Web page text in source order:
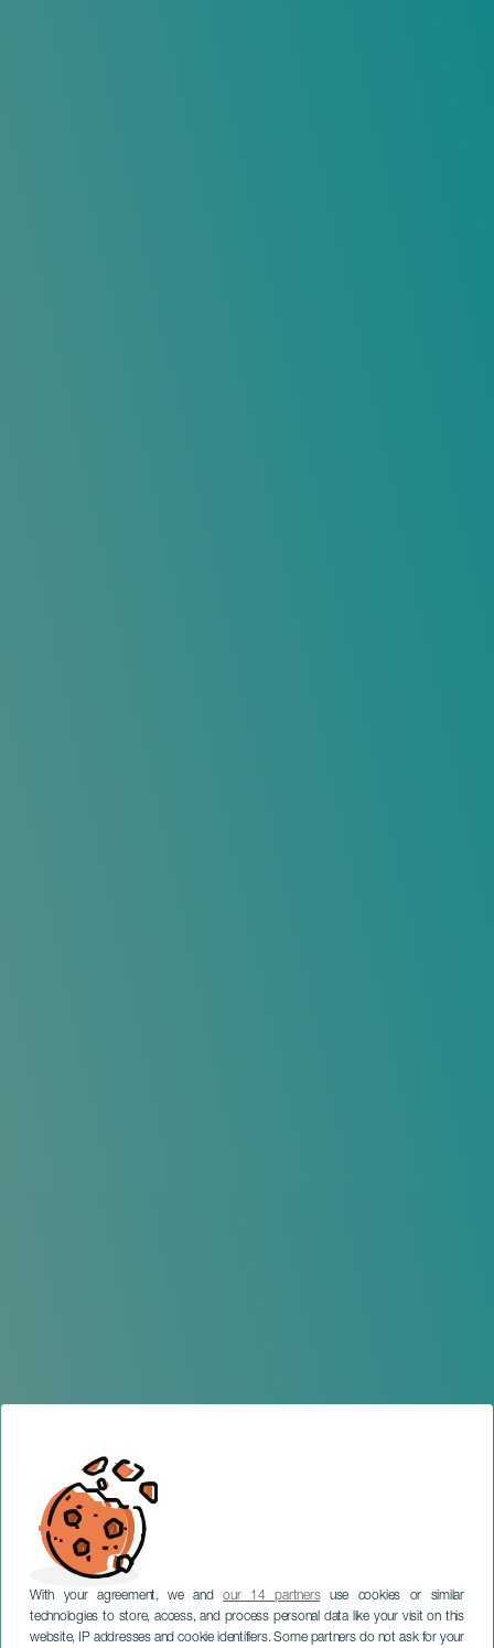
With your agreement, we andour 14 partnersuse cookies or similar
technologies to store, access, and process personal data like your visit on this
website, IP addresses and cookie identifiers. Some partners do not ask for your